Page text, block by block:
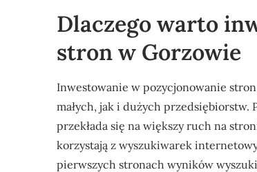
Dlaczego warto
stron w Gorzowie
Inwestowanie w pozycjonowanie
małych, jak i dużych
przekłada się na większy ruch na
korzystają z wyszukiwarek
pierwszych stronach wyników